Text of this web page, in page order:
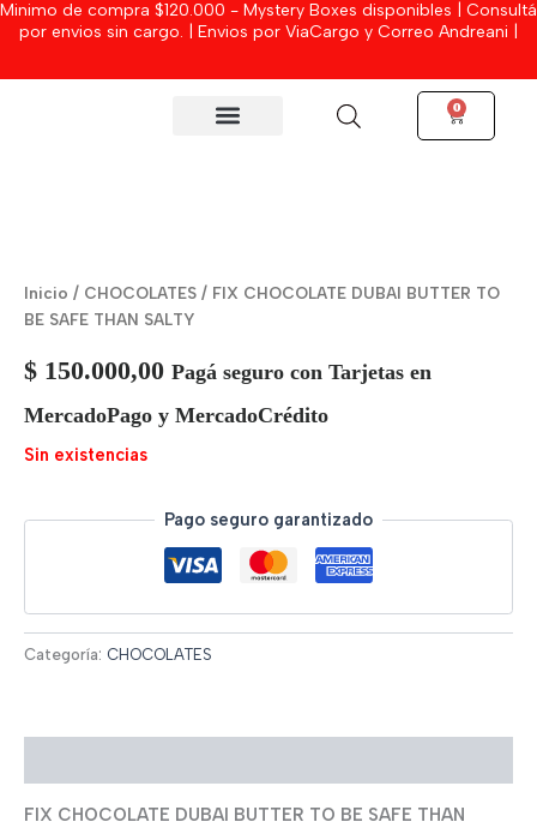
Ir
Minimo de compra $120.000 - Mystery Boxes disponibles | Consultá
por envios sin cargo. | Envios por ViaCargo y Correo Andreani |
0
Cart
Inicio / CHOCOLATES / FIX CHOCOLATE DUBAI BUTTER TO
BE SAFE THAN SALTY
$ 150.000,00 Pagá seguro con Tarjetas en
MercadoPago y MercadoCrédito
Sin existencias
Pago seguro garantizado
Categoría: CHOCOLATES
FIX CHOCOLATE DUBAI BUTTER TO BE SAFE THAN